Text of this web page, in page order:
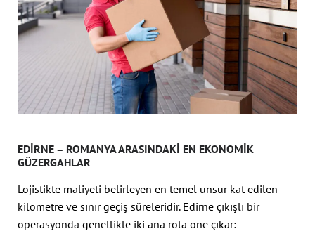
EDIRNE – ROMANYA ARASINDAKI EN EKONOMIK
GÜZERGAHLAR
Lojistikte maliyeti belirleyen en temel unsur kat edilen
kilometre ve sınır geçiş süreleridir. Edirne çıkışlı bir
operasyonda genellikle iki ana rota öne çıkar: